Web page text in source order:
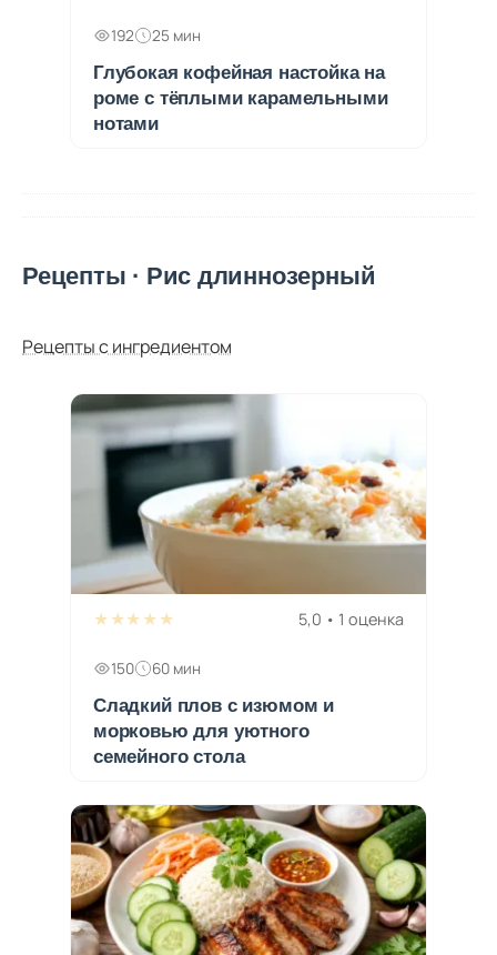
192 25 мин
Глубокая кофейная настойка на
роме с тёплыми карамельными
нотами
Рецепты · Рис длиннозерный
Рецепты с ингредиентом
★★★★★ 5,0 • 1 оценка
150 60 мин
Сладкий плов с изюмом и
морковью для уютного
семейного стола